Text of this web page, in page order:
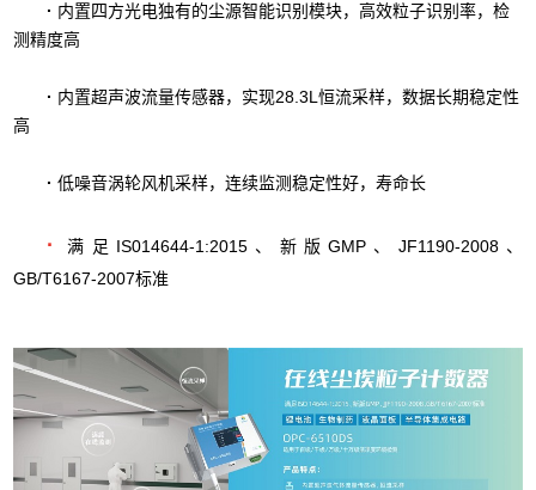
· 内置四方光电独有的尘源智能识别模块，高效粒子识别率，检
测精度高
· 内置超声波流量传感器，实现28.3L恒流采样，数据长期稳定性
高
·低噪音涡轮风机采样，连续监测稳定性好，寿命长
·满足IS014644-1:2015、新版GMP、JF1190-2008、
GB/T6167-2007标准